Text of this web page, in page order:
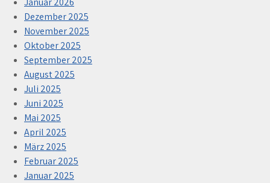
Dezember 2025
November 2025
Oktober 2025
September 2025
August 2025
Juli 2025
Juni 2025
Mai 2025
April 2025
März 2025
Februar 2025
Januar 2025